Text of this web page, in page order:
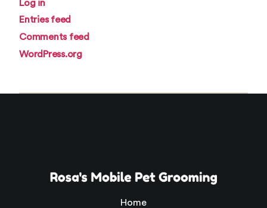
Log in
Entries feed
Comments feed
WordPress.org
Home